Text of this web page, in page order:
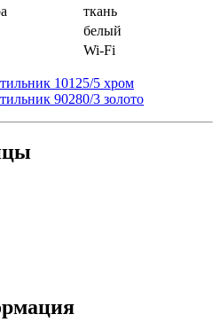
ткань
белый
Wi-Fi
10125/5 хром
90280/3 золото